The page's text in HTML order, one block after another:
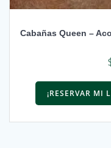
Cabañas Queen –
¡RESERVAR MI